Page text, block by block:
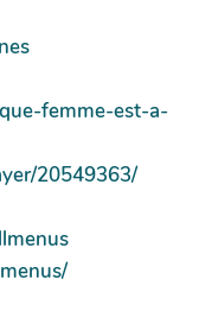
femme-est-a-
20549363/